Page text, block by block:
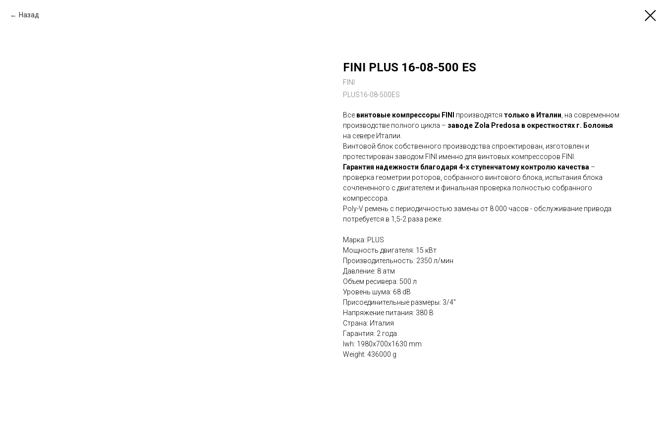
Назад
FINI PLUS 16-08-500 ES
FINI
PLUS16-08-500ES
Все винтовые компрессоры FINI производятся только в Италии , на современном
производстве полного цикла – заводе Zola Predosa в окрестностях г. Болонья
на севере Италии.
Винтовой блок собственного производства спроектирован, изготовлен и
протестирован заводом FINI именно для винтовых компрессоров FINI.
Гарантия надежности благодаря 4-х ступенчатому контролю качества –
проверка геометрии роторов, собранного винтового блока, испытания блока
сочлененного с двигателем и финальная проверка полностью собранного
компрессора.
Poly-V ремень с периодичностью замены от 8 000 часов - обслуживание привода
потребуется в 1,5-2 раза реже.
Марка: PLUS
Мощность двигателя: 15 кВт
Производительность: 2350 л/мин
Давление: 8 атм
Объем ресивера: 500 л
Уровень шума: 68 dB
Присоединительные размеры: 3/4"
Напряжение питания: 380 В
Страна: Италия
Гарантия: 2 года
lwh: 1980x700x1630 mm
Weight: 436000 g